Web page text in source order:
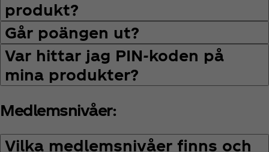
produkt?
Går poängen ut?
Var hittar jag PIN‑koden på
mina produkter?
Medlemsnivåer:
Vilka medlemsnivåer finns och